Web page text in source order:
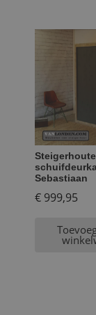
Sebastiaan
€ 999,95